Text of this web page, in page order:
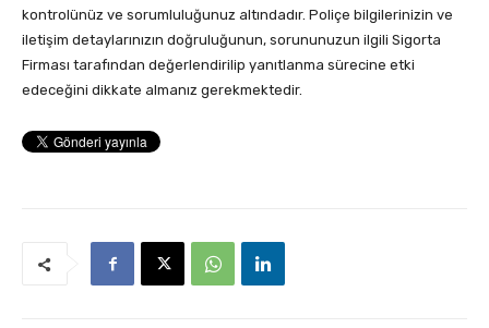
kontrolünüz ve sorumluluğunuz altındadır. Poliçe bilgilerinizin ve
iletişim detaylarınızın doğruluğunun, sorununuzun ilgili Sigorta
Firması tarafından değerlendirilip yanıtlanma sürecine etki
edeceğini dikkate almanız gerekmektedir.